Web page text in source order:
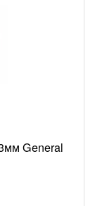
General